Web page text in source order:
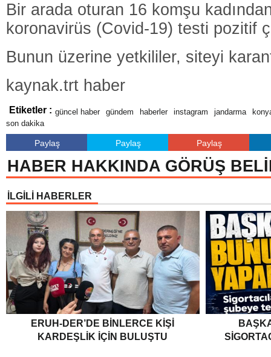
Bir arada oturan 16 komşu
koronavirüs (Covid-19) testi pozitif
Bunun üzerine yetkililer, siteyi
kaynak.trt haber
Etiketler : güncel haber gündem haberler instagram jandarma
son dakika
Paylaş Paylaş Paylaş
HABER HAKKINDA GÖRÜŞ
İLGİLİ HABERLER
ERUH-DER’DE BINLERCE KIŞI
KARDEŞLIK İÇIN BULUŞTU